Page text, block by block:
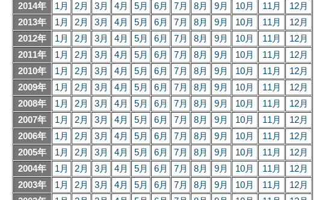
2014年
1月 2月 3月 4月 5月 6月 7月 8月 9月 10月 11月
12月
2013年
1月 2月 3月 4月 5月 6月 7月 8月 9月 10月 11月
12月
2012年
1月 2月 3月 4月 5月 6月 7月 8月 9月 10月 11月
12月
2011年
1月 2月 3月 4月 5月 6月 7月 8月 9月 10月 11月
12月
2010年
1月 2月 3月 4月 5月 6月 7月 8月 9月 10月 11月
12月
2009年
1月 2月 3月 4月 5月 6月 7月 8月 9月 10月 11月
12月
2008年
1月 2月 3月 4月 5月 6月 7月 8月 9月 10月 11月
12月
2007年
1月 2月 3月 4月 5月 6月 7月 8月 9月 10月 11月
12月
2006年
1月 2月 3月 4月 5月 6月 7月 8月 9月 10月 11月
12月
2005年
1月 2月 3月 4月 5月 6月 7月 8月 9月 10月 11月
12月
2004年
1月 2月 3月 4月 5月 6月 7月 8月 9月 10月 11月
12月
2003年
1月 2月 3月 4月 5月 6月 7月 8月 9月 10月 11月
12月